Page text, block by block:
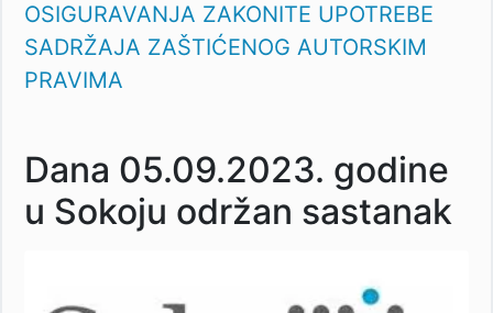
OSIGURAVANJA ZAKONITE UPOTREBE
SADRŽAJA ZAŠTIĆENOG AUTORSKIM
PRAVIMA
Dana 05.09.2023. godine
u Sokoju održan sastanak